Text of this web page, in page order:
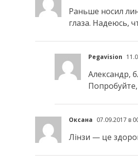
Раньше носил
глаза. Надеюсь,
Pegavision
Александр,
Оксана 07.09.2017 в
Лінзи — це